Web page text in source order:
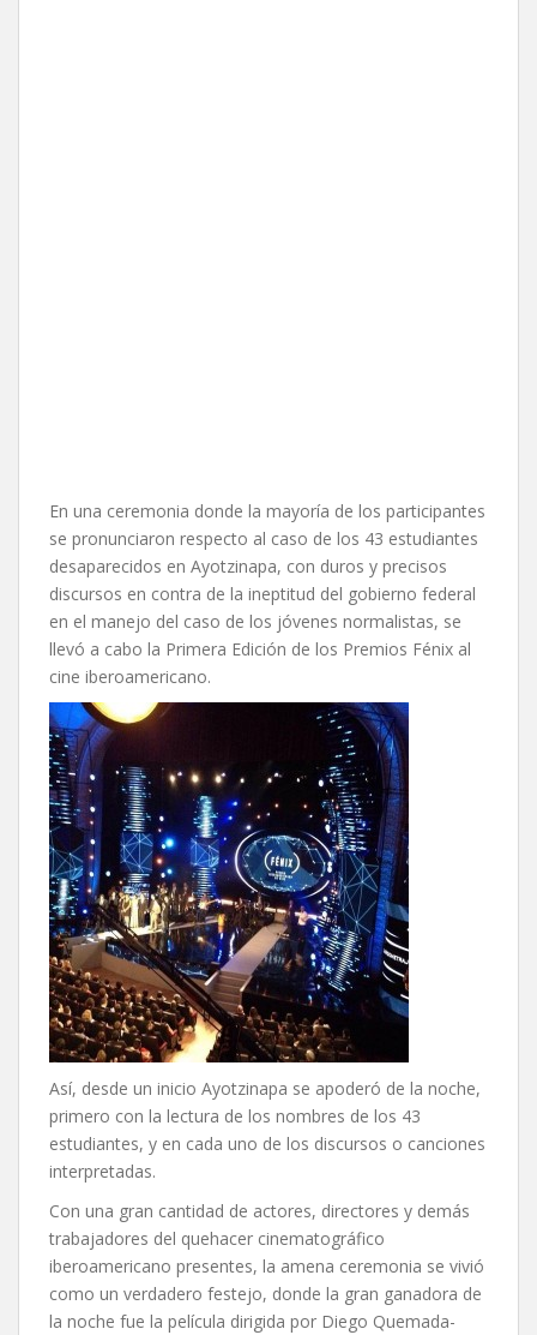
En una ceremonia donde la mayoría de los participantes
se pronunciaron respecto al caso de los 43 estudiantes
desaparecidos en Ayotzinapa, con duros y precisos
discursos en contra de la ineptitud del gobierno federal
en el manejo del caso de los jóvenes normalistas, se
llevó a cabo la Primera Edición de los Premios Fénix al
cine iberoamericano.
Así, desde un inicio Ayotzinapa se apoderó de la noche,
primero con la lectura de los nombres de los 43
estudiantes, y en cada uno de los discursos o canciones
interpretadas.
Con una gran cantidad de actores, directores y demás
trabajadores del quehacer cinematográfico
iberoamericano presentes, la amena ceremonia se vivió
como un verdadero festejo, donde la gran ganadora de
la noche fue la película dirigida por Diego Quemada-